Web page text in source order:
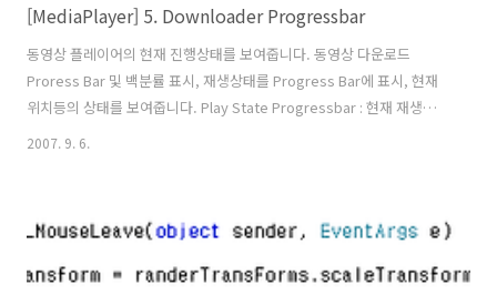
[MediaPlayer] 5. Downloader Progressbar
동영상 플레이어의 현재 진행상태를 보여줍니다. 동영상 다운로드
Proress Bar 및 백분률 표시, 재생상태를 Progress Bar에 표시, 현재
위치등의 상태를 보여줍니다. Play State Progressbar : 현재 재생상
Play State 관련 xaml 코드입니다. Page.xaml 파일에 붙여넣기 하시면
됩니다. 동영상 다운로드 먼저 진행하고 동영상 ..
2007. 9. 6.